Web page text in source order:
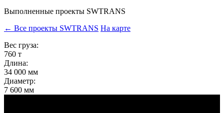
Выполненные проекты SWTRANS
← Все проекты SWTRANS На карте
Вес груза:
760 т
Длина:
34 000 мм
Диаметр:
7 600 мм